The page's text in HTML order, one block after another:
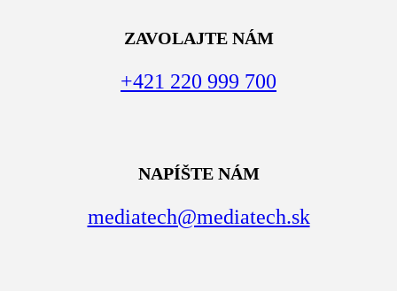
ZAVOLAJTE NÁM
+421 220 999 700
NAPÍŠTE NÁM
mediatech@mediatech.sk